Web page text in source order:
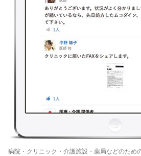
病院・クリニック・介護施設・薬局などのため